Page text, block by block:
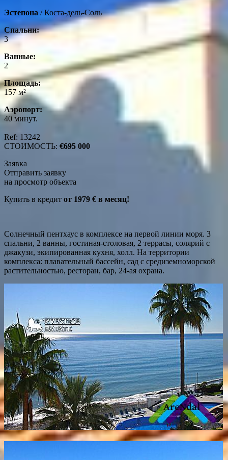
Эстепона / Коста-дель-Соль
Спальни:
3
Ванные:
2
Площадь:
157 м²
Аэропорт:
40 минут.
Ref: 13242
СТОИМОСТЬ: €695 000
Заявка
Отправить заявку
на просмотр объекта
Купить в кредит от 1979 € в месяц!
Солнечный пентхаус в комплексе на первой линии моря. 3
спальни, 2 ванны, гостиная-столовая, 2 террасы, солярий с
джакузи, экипированная кухня, холл. На территории
комплекса: плавательный бассейн, сад с средиземноморской
растительностью, ресторан, бар, 24-ая охрана.